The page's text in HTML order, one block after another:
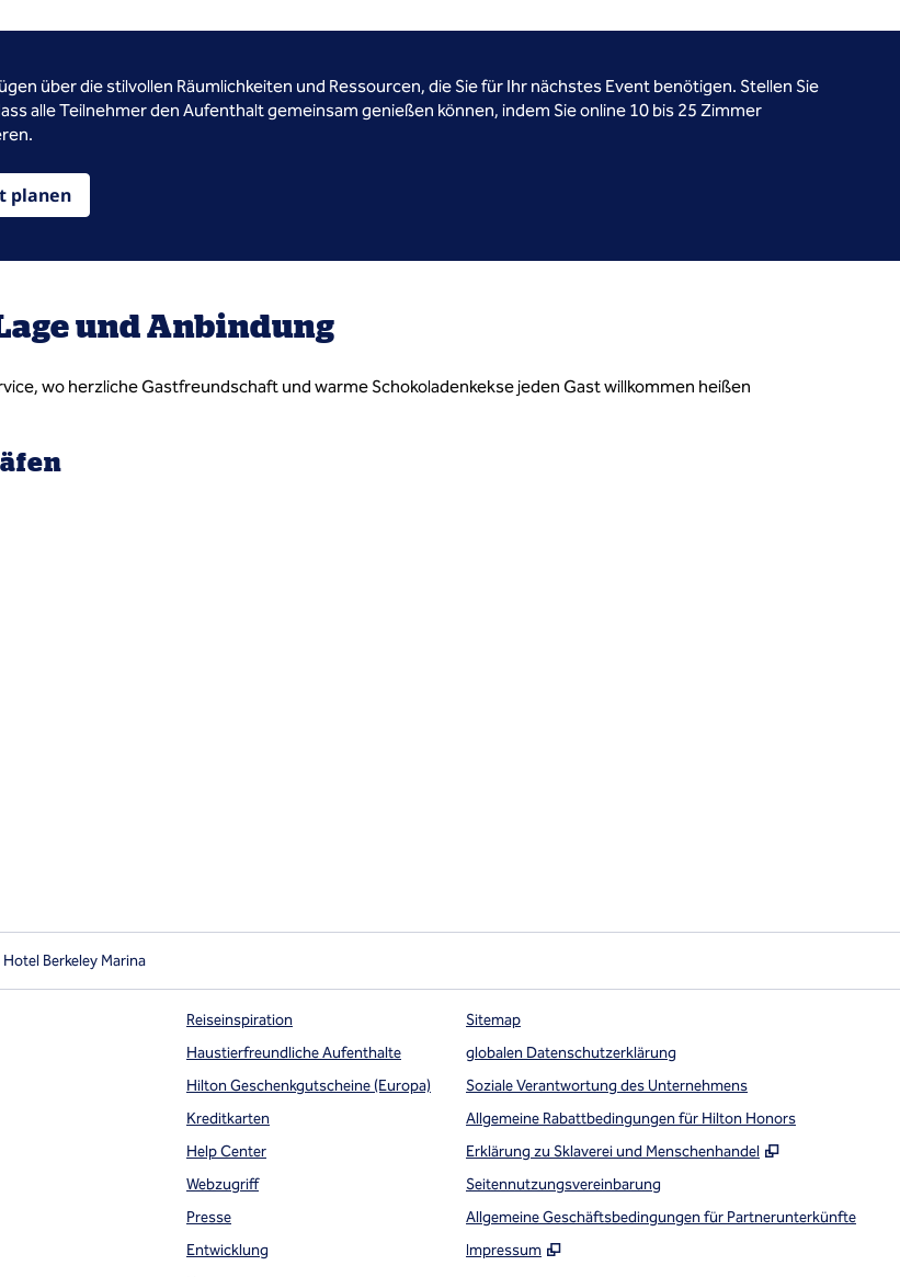
über die stilvollen Räumlichkeiten und Ressourcen, die Sie für Ihr nächstes Event benötigen. Stellen Sie
alle Teilnehmer den Aufenthalt gemeinsam genießen können, indem Sie online 10 bis 25 Zimmer
planen
und Anbindung
wo herzliche Gastfreundschaft und warme Schokoladenkekse jeden Gast willkommen heißen
Berkeley Marina
Reiseinspiration
Haustierfreundliche Aufenthalte
Hilton Geschenkgutscheine (Europa)
Kreditkarten
Help Center
Webzugriff
Presse
Entwicklung
Sitemap
globalen Datenschutzerklärung
Soziale Verantwortung des Unternehmens
Allgemeine Rabattbedingungen für Hilton Honors
Erklärung zu Sklaverei und Menschenhandel
,
Seitennutzungsvereinbarung
Allgemeine Geschäftsbedingungen für Partnerunterkünfte
Impressum